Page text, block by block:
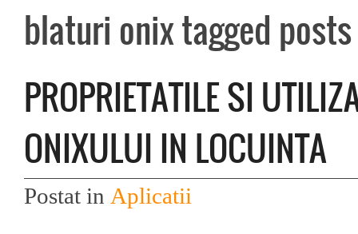
blaturi onix tagged posts
PROPRIETATILE SI
ONIXULUI IN LOCUINTA
Postat in Aplicatii